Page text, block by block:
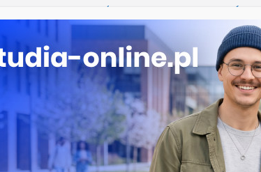
Długosza w Częstochowie
Biotechnologia – Uniwersytet Przyrodniczy w Poznaniu
Zarządzanie w turystyce w Katowicach
Turystyka – Uniwersytet Wrocławski
Oceanotechnika w Szczecinie